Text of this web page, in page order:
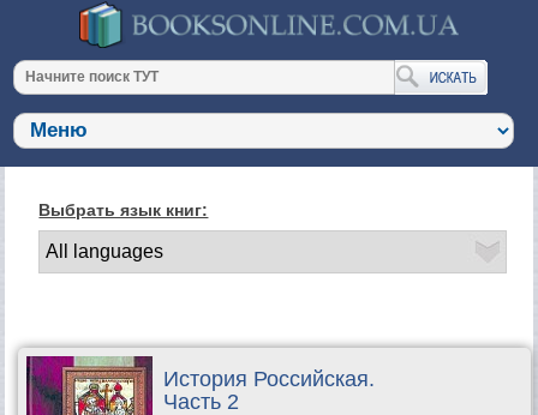
Выбрать язык книг:
История Российская.
Часть 2